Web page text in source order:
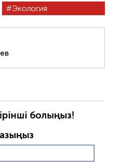
Экология
болыңыз!